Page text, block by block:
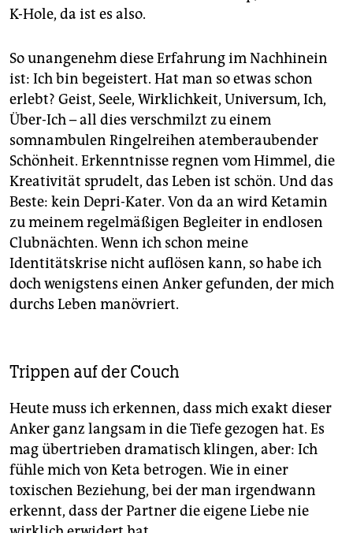
K-Hole, da ist es also.
So unangenehm diese Erfahrung im Nachhinein
ist: Ich bin begeistert. Hat man so etwas schon
erlebt? Geist, Seele, Wirklichkeit, Universum, Ich,
Über-Ich – all dies verschmilzt zu einem
somnambulen Ringelreihen atemberaubender
Schönheit. Erkenntnisse regnen vom Himmel, die
Kreativität sprudelt, das Leben ist schön. Und das
Beste: kein Depri-Kater. Von da an wird Ketamin
zu meinem regelmäßigen Begleiter in endlosen
Clubnächten. Wenn ich schon meine
Identitätskrise nicht auflösen kann, so habe ich
doch wenigstens einen Anker gefunden, der mich
durchs Leben manövriert.
Trippen auf der Couch
Heute muss ich erkennen, dass mich exakt dieser
Anker ganz langsam in die Tiefe gezogen hat. Es
mag übertrieben dramatisch klingen, aber: Ich
fühle mich von Keta betrogen. Wie in einer
toxischen Beziehung, bei der man irgendwann
erkennt, dass der Partner die eigene Liebe nie